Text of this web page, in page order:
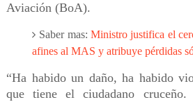
Aviación (BoA).
Saber mas:Ministro justifica el
afines al MAS y atribuye pérdidas
“Ha habido un daño, ha habido
que tiene el ciudadano